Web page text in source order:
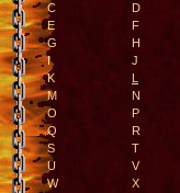
C
D
E
F
G
H
I
J
K
L
M
N
O
P
Q
R
S
T
U
V
W
X